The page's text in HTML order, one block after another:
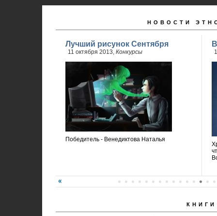
НОВОСТИ
Лучший рисунок Сентября
11 октября 2013, Конкурсы
Победитель - Венедиктова Наталья
КНИГИ